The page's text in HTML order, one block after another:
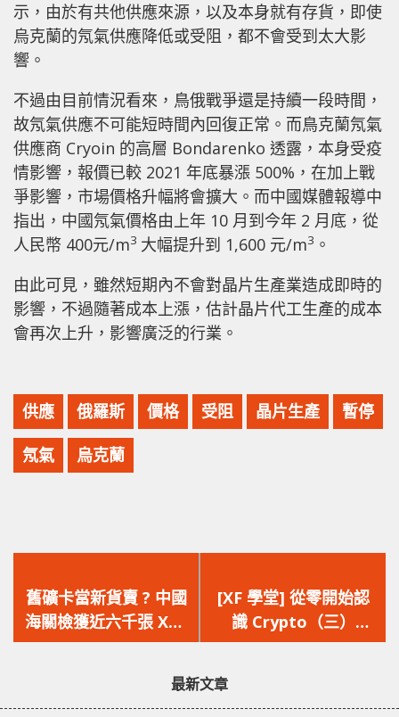
示，由於有共他供應來源，以及本身就有存貨，即使
烏克蘭的氖氣供應降低或受阻，都不會受到太大影
響。
不過由目前情況看來，鳥俄戰爭還是持續一段時間，
故氖氣供應不可能短時間內回復正常。而鳥克蘭氖氣
供應商 Cryoin 的高層 Bondarenko 透露，本身受疫
情影響，報價已較 2021 年底暴漲 500%，在加上戰
爭影響，市場價格升幅將會擴大。而中國媒體報導中
指出，中國氖氣價格由上年 10 月到今年 2 月底，從
人民幣 400元/m3 大幅提升到 1,600 元/m3 。
由此可見，雖然短期內不會對晶片生產業造成即時的
影響，不過隨著成本上漲，估計晶片代工生產的成本
會再次上升，影響廣泛的行業。
供應 俄羅斯 價格 受阻 晶片生產 暫停
氖氣 烏克蘭
一
篇
文
舊礦卡當新貨賣 ? 中國
海關檢獲近六千張 XFX
翻新顯示卡，廠商官網
一
篇
文
[XF 學堂] 從零開始認
識 Crypto（三）
Ethereum 背景與發展
最新文章